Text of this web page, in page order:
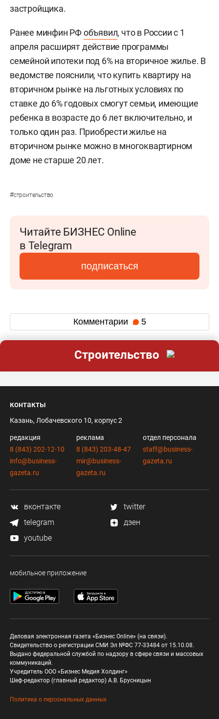
застройщика.
Ранее минфин РФобъявил, что в России с 1
апреля расширят действие программы
семейной ипотеки под 6% на вторичное жилье. В
ведомстве пояснили, что купить квартиру на
вторичном рынке на льготных условиях по
ставке до 6% годовых смогут семьи, имеющие
ребенка в возрасте до 6 лет включительно, и
только один раз. Приобрести жилье на
вторичном рынке можно в многоквартирном
доме не старше 20 лет.
#строительство
Читайте БИЗНЕС Online
в Telegram
подписаться
Комментарии 5
Строительство
контакты
Казань, Лобачевского 10, корпус 2
редакция
8 (843) 202-12-10
info@business-
gazeta.ru
реклама
8 (843) 203-48-47
mir@business-
gazeta.ru
отдел персонала
staff@business-
gazeta.ru
вконтакте
twitter
telegram
дзен
youtube
мобильное приложение
Деловая электронная газета «Бизнес Online» (на связи).
Свидетельство о регистрации СМИ Эл №ФС 77-33484 от 15.10.08.
Выдано федеральной службой по надзору в сфере связи и массовых
коммуникаций.
Учредитель ООО «Бизнес Медия Холдинг»
Шеф-редактор (главный редактор) А.В. Брусницын
Политика о персональных данных